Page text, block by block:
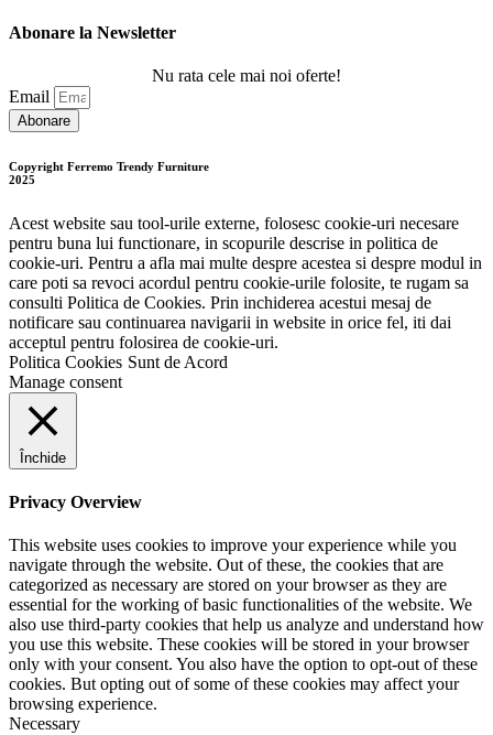
Abonare la Newsletter
Nu rata cele mai noi oferte!
Email
Abonare
Copyright Ferremo Trendy Furniture
2025
Acest website sau tool-urile externe, folosesc cookie-uri necesare
pentru buna lui functionare, in scopurile descrise in politica de
cookie-uri. Pentru a afla mai multe despre acestea si despre modul in
care poti sa revoci acordul pentru cookie-urile folosite, te rugam sa
consulti Politica de Cookies. Prin inchiderea acestui mesaj de
notificare sau continuarea navigarii in website in orice fel, iti dai
acceptul pentru folosirea de cookie-uri.
Politica Cookies Sunt de Acord
Manage consent
Închide
Privacy Overview
This website uses cookies to improve your experience while you
navigate through the website. Out of these, the cookies that are
categorized as necessary are stored on your browser as they are
essential for the working of basic functionalities of the website. We
also use third-party cookies that help us analyze and understand how
you use this website. These cookies will be stored in your browser
only with your consent. You also have the option to opt-out of these
cookies. But opting out of some of these cookies may affect your
browsing experience.
Necessary